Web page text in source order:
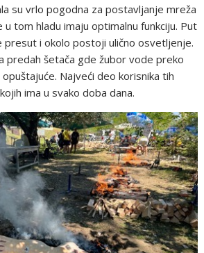
su vrlo pogodna za postavljanje mreža
tom hladu imaju optimalnu funkciju. Put
presut i okolo postoji ulično osvetljenje.
predah šetača gde žubor vode preko
Najveći deo korisnika tih
ima u svako doba dana.